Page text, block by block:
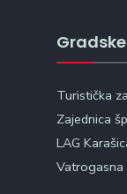
Turistička
Zajednica
LAG
Vatrogasna